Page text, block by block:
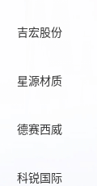
吉宏股份
星源材质
德赛西威
科锐国际